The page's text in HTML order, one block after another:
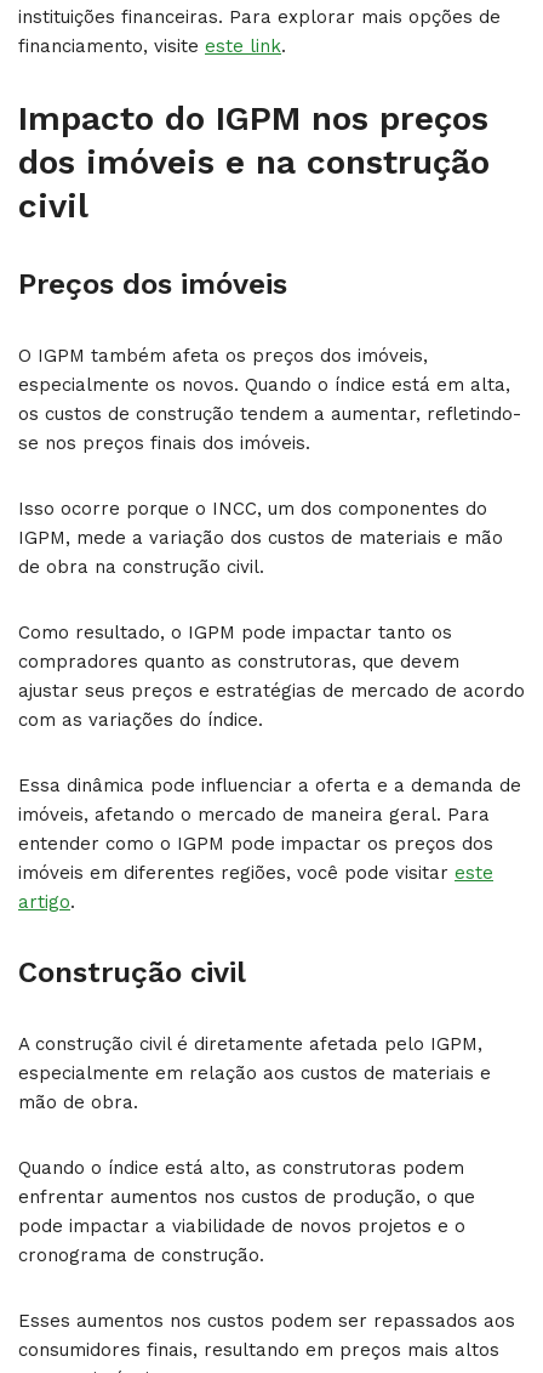
instituições financeiras. Para explorar mais opções de
financiamento, visite este link.
Impacto do IGPM nos preços
dos imóveis e na construção
civil
Preços dos imóveis
O IGPM também afeta os preços dos imóveis,
especialmente os novos. Quando o índice está em alta,
os custos de construção tendem a aumentar, refletindo-
se nos preços finais dos imóveis.
Isso ocorre porque o INCC, um dos componentes do
IGPM, mede a variação dos custos de materiais e mão
de obra na construção civil.
Como resultado, o IGPM pode impactar tanto os
compradores quanto as construtoras, que devem
ajustar seus preços e estratégias de mercado de acordo
com as variações do índice.
Essa dinâmica pode influenciar a oferta e a demanda de
imóveis, afetando o mercado de maneira geral. Para
entender como o IGPM pode impactar os preços dos
imóveis em diferentes regiões, você pode visitar este
artigo.
Construção civil
A construção civil é diretamente afetada pelo IGPM,
especialmente em relação aos custos de materiais e
mão de obra.
Quando o índice está alto, as construtoras podem
enfrentar aumentos nos custos de produção, o que
pode impactar a viabilidade de novos projetos e o
cronograma de construção.
Esses aumentos nos custos podem ser repassados aos
consumidores finais, resultando em preços mais altos